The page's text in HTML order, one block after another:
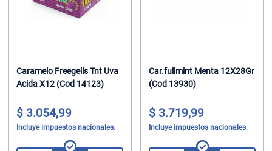
Caramelo Freegells Tnt Uva
Acida X12 (Cod 14123)
3.054,99
Incluye impuestos nacionales.
Car.fullmint Menta 12X28Gr
(Cod 13930)
3.719,99
Incluye impuestos nacionales.